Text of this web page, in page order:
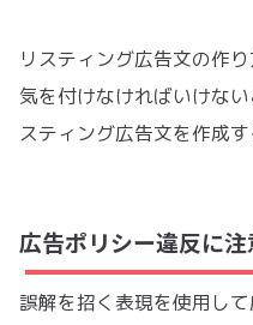
リスティング広告文の作
気を付けなければいけな
スティング広告文を作成
広告ポリシー違反に注
誤解を招く表現を使用し